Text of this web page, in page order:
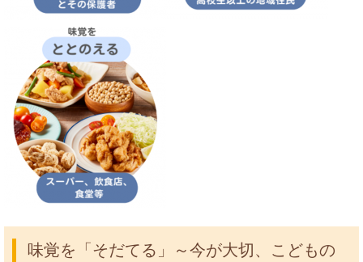
味覚を「そだてる」
～今が大切、こどもの